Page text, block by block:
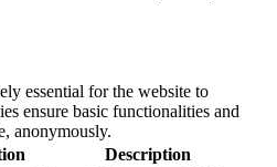
essential for the website to
ensure basic functionalities and
anonymously.
Description